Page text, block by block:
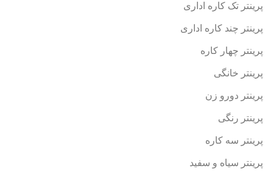
پرینتر تک کاره اداری
پرینتر چند کاره اداری
پرینتر چهار کاره
پرینتر خانگی
پرینتر دورو زن
پرینتر رنگی
پرینتر سه کاره
پرینتر سیاه و سفید